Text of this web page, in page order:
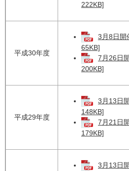
222KB]
平成30年度
3月8日開
65KB]
7月26日
200KB]
平成29年度
3月13日
148KB]
7月21日
179KB]
3月13日